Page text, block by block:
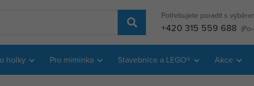
Potřebujete poradit s
+420 315 559 688
holky Pro miminka Stavebnice a LEGO® Akce